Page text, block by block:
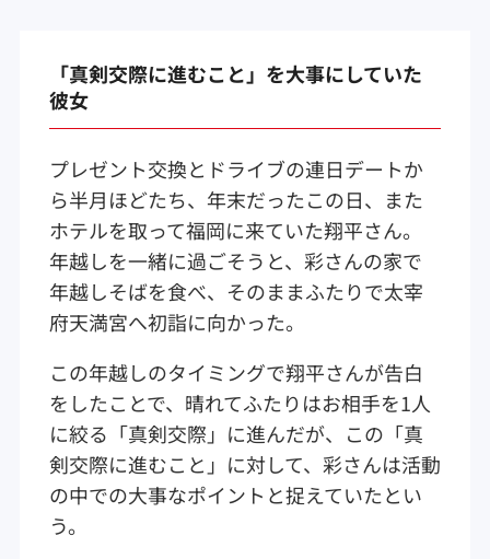
「真剣交際に進むこと」を大事にしていた
彼女
プレゼント交換とドライブの連日デートか
ら半月ほどたち、年末だったこの日、また
ホテルを取って福岡に来ていた翔平さん。
年越しを一緒に過ごそうと、彩さんの家で
年越しそばを食べ、そのままふたりで太宰
府天満宮へ初詣に向かった。
この年越しのタイミングで翔平さんが告白
をしたことで、晴れてふたりはお相手を1人
に絞る「真剣交際」に進んだが、この「真
剣交際に進むこと」に対して、彩さんは活動
の中での大事なポイントと捉えていたとい
う。